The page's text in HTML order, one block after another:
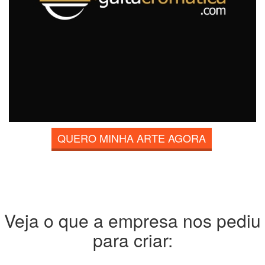
QUERO MINHA ARTE AGORA
Veja o que a empresa nos pediu
para criar: